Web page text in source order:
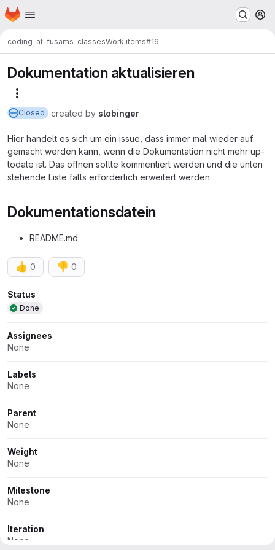
Skip to main content
Homepage
coding-at-fusams-classesWork items#16
Dokumentation aktualisieren
Closed created by slobinger
Hier handelt es sich um ein issue, dass immer mal wieder auf
gemacht werden kann, wenn die Dokumentation nicht mehr up-
todate ist. Das öffnen sollte kommentiert werden und die unten
stehende Liste falls erforderlich erweitert werden.
Dokumentationsdatein
README.md
👍 0 👎 0
Attributes
Status
Done
Assignees
None
Labels
None
Parent
None
Weight
None
Milestone
None
Iteration
None